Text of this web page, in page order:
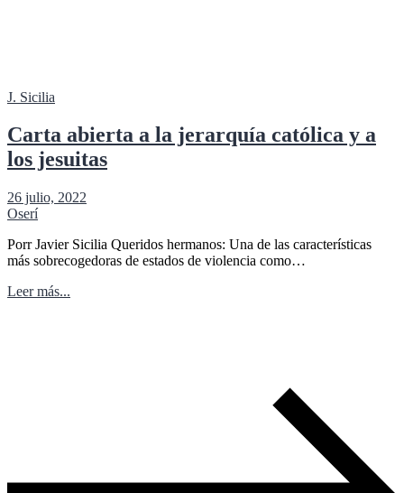
J. Sicilia
Carta abierta a la jerarquía católica y a
los jesuitas
26 julio, 2022
Oserí
Porr Javier Sicilia Queridos hermanos: Una de las características
más sobrecogedoras de estados de violencia como…
Leer más...